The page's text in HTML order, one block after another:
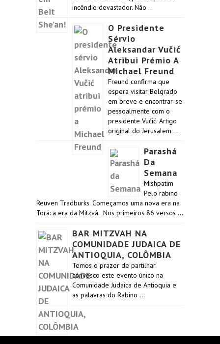
incêndio devastador. Não …
O Presidente
Sérvio
Aleksandar Vučić
Atribui Prémio A
Michael Freund
Freund confirma que
espera visitar Belgrado
em breve e encontrar-se
pessoalmente com o
presidente Vučić. Artigo
original do Jerusalem …
Parashá
Da
Semana
Mishpatim
Pelo rabino
Reuven Tradburks. Começamos uma nova era na
Torá: a era da Mitzvá. Nos primeiros 86 versos …
BAR MITZVAH NA
COMUNIDADE JUDAICA DE
ANTIOQUIA, COLÔMBIA
Temos o prazer de partilhar
convosco este evento único na
Comunidade Judaica de Antioquia e
as palavras do Rabino …